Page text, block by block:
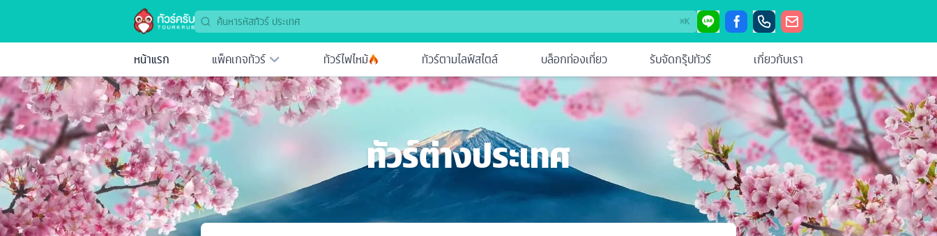
⌘K
หน้าแรก แพ็คเกจทัวร์ ทัวร์ไฟไหม้ ทัวร์ตามไลฟ์สไตล์ บล็อกท่องเที่ยว รับจัดกรุ๊ปทัวร์ เกี่ยวกับเรา
ทัวร์ต่างประเทศ